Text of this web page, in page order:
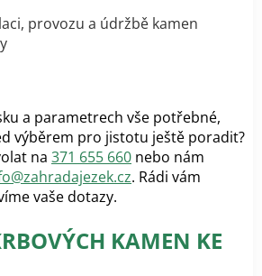
provozu a údržbě kamen
a parametrech vše potřebné,
výběrem pro jistotu ještě poradit?
na 371 655 660 nebo nám
. Rádi vám
vaše dotazy.
KAMEN KE